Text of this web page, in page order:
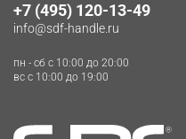
+7 (495) 120-13-49
info@sdf-handle.ru
пн - сб c 10:00 до 20:00
вс c 10:00 до 19:00